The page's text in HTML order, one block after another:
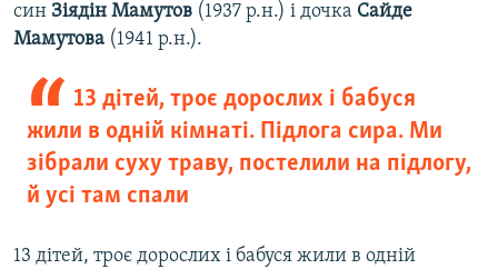
син Зіядін Мамутов (1937 р.н.) і дочка Сайде
Мамутова (1941 р.н.).
13 дітей, троє дорослих і бабуся
жили в одній кімнаті. Підлога сира. Ми
зібрали суху траву, постелили на підлогу,
й усі там спали
13 дітей, троє дорослих і бабуся жили в одній